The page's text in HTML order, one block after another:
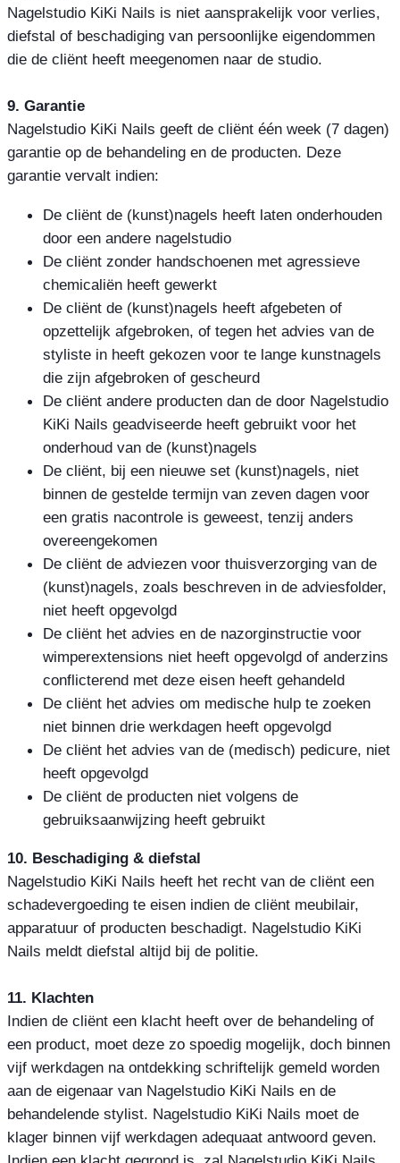
Nagelstudio KiKi Nails is niet aansprakelijk voor verlies,
diefstal of beschadiging van persoonlijke eigendommen
die de cliënt heeft meegenomen naar de studio.
9. Garantie
Nagelstudio KiKi Nails geeft de cliënt één week (7 dagen)
garantie op de behandeling en de producten. Deze
garantie vervalt indien:
De cliënt de (kunst)nagels heeft laten onderhouden
door een andere nagelstudio
De cliënt zonder handschoenen met agressieve
chemicaliën heeft gewerkt
De cliënt de (kunst)nagels heeft afgebeten of
opzettelijk afgebroken, of tegen het advies van de
styliste in heeft gekozen voor te lange kunstnagels
die zijn afgebroken of gescheurd
De cliënt andere producten dan de door Nagelstudio
KiKi Nails geadviseerde heeft gebruikt voor het
onderhoud van de (kunst)nagels
De cliënt, bij een nieuwe set (kunst)nagels, niet
binnen de gestelde termijn van zeven dagen voor
een gratis nacontrole is geweest, tenzij anders
overeengekomen
De cliënt de adviezen voor thuisverzorging van de
(kunst)nagels, zoals beschreven in de adviesfolder,
niet heeft opgevolgd
De cliënt het advies en de nazorginstructie voor
wimperextensions niet heeft opgevolgd of anderzins
conflicterend met deze eisen heeft gehandeld
De cliënt het advies om medische hulp te zoeken
niet binnen drie werkdagen heeft opgevolgd
De cliënt het advies van de (medisch) pedicure, niet
heeft opgevolgd
De cliënt de producten niet volgens de
gebruiksaanwijzing heeft gebruikt
10. Beschadiging & diefstal
Nagelstudio KiKi Nails heeft het recht van de cliënt een
schadevergoeding te eisen indien de cliënt meubilair,
apparatuur of producten beschadigt. Nagelstudio KiKi
Nails meldt diefstal altijd bij de politie.
11. Klachten
Indien de cliënt een klacht heeft over de behandeling of
een product, moet deze zo spoedig mogelijk, doch binnen
vijf werkdagen na ontdekking schriftelijk gemeld worden
aan de eigenaar van Nagelstudio KiKi Nails en de
behandelende stylist. Nagelstudio KiKi Nails moet de
klager binnen vijf werkdagen adequaat antwoord geven.